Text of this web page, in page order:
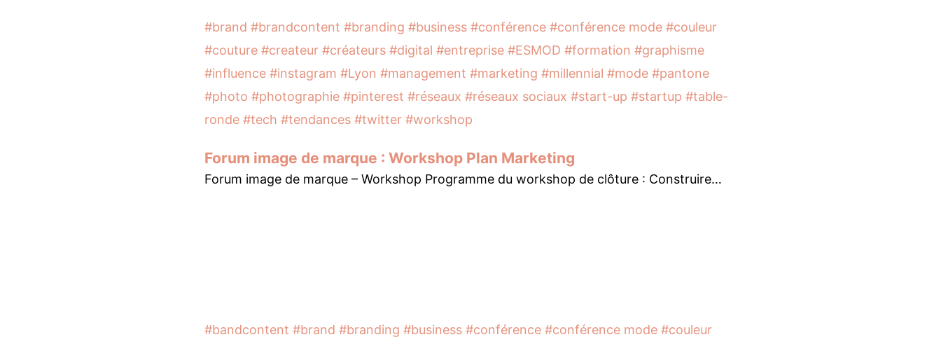
#brand #brandcontent #branding #business #conférence #conférence mode #couleur
#couture #createur #créateurs #digital #entreprise #ESMOD #formation #graphisme
#influence #instagram #Lyon #management #marketing #millennial #mode #pantone
#photo #photographie #pinterest #réseaux #réseaux sociaux #start-up #startup #table-
ronde #tech #tendances #twitter #workshop
Forum image de marque : Workshop Plan Marketing
Forum image de marque – Workshop Programme du workshop de clôture : Construire…
#bandcontent #brand #branding #business #conférence #conférence mode #couleur